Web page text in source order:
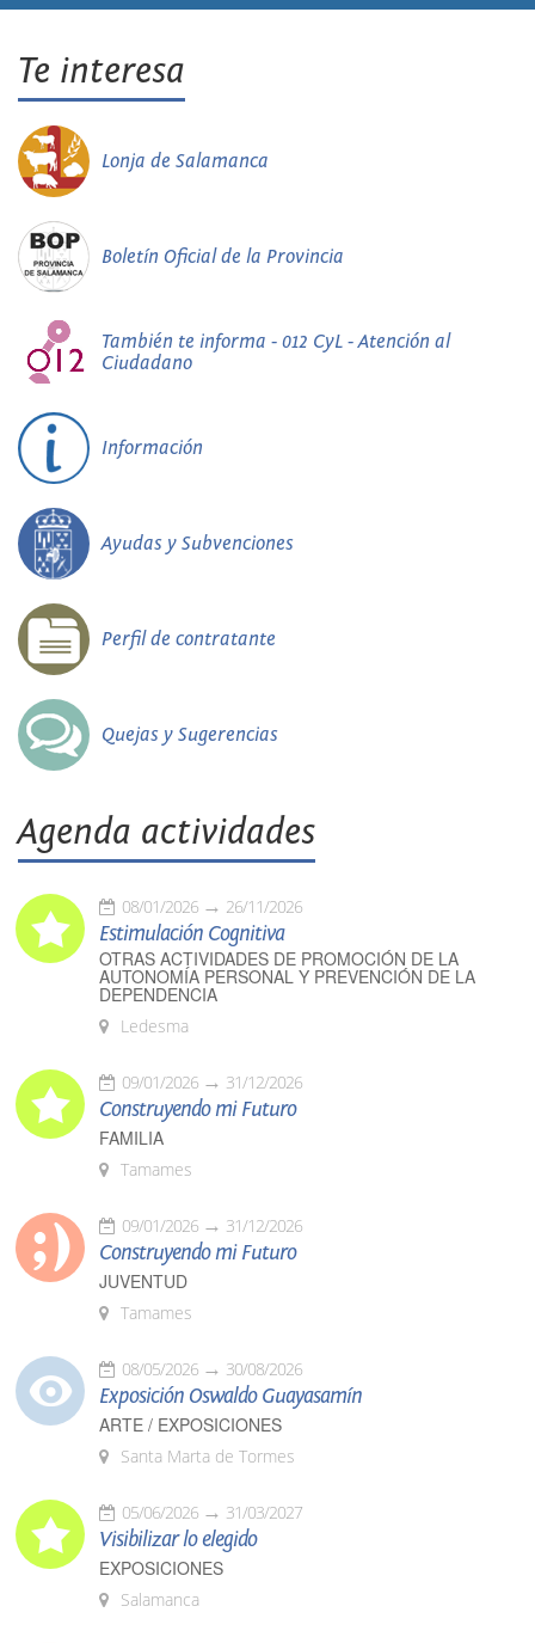
Te interesa
Lonja de Salamanca
Boletín Oficial de la Provincia
También te informa - 012 CyL - Atención al
Ciudadano
Información
Ayudas y Subvenciones
Perfil de contratante
Quejas y Sugerencias
Agenda actividades
08/01/2026 26/11/2026
Estimulación Cognitiva
OTRAS ACTIVIDADES DE PROMOCIÓN DE LA
AUTONOMÍA PERSONAL Y PREVENCIÓN DE LA
DEPENDENCIA
Ledesma
09/01/2026 31/12/2026
Construyendo mi Futuro
FAMILIA
Tamames
09/01/2026 31/12/2026
Construyendo mi Futuro
JUVENTUD
Tamames
08/05/2026 30/08/2026
Exposición Oswaldo Guayasamín
ARTE / EXPOSICIONES
Santa Marta de Tormes
05/06/2026 31/03/2027
Visibilizar lo elegido
EXPOSICIONES
Salamanca